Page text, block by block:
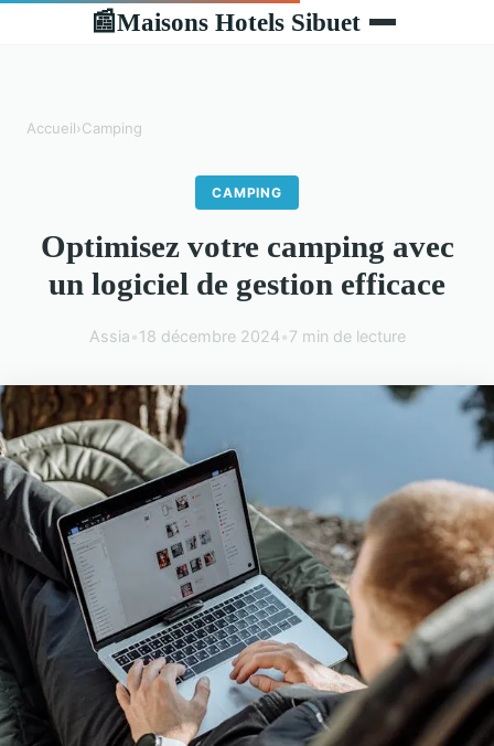
📰Maisons Hotels Sibuet
Accueil›Camping
CAMPING
Optimisez votre camping avec
un logiciel de gestion efficace
Assia•18 décembre 2024•7 min de lecture